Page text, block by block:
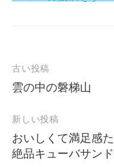
投
稿
ビ
ゲ
ー
古い投稿
雲の中の磐梯山
新しい投稿
おいしくて満足感
絶品キューバサンド